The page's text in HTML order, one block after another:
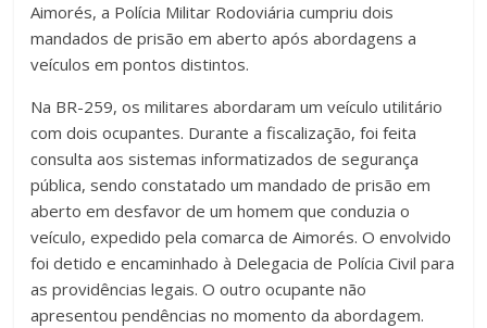
Aimorés, a Polícia Militar Rodoviária cumpriu dois
mandados de prisão em aberto após abordagens a
veículos em pontos distintos.
Na BR-259, os militares abordaram um veículo utilitário
com dois ocupantes. Durante a fiscalização, foi feita
consulta aos sistemas informatizados de segurança
pública, sendo constatado um mandado de prisão em
aberto em desfavor de um homem que conduzia o
veículo, expedido pela comarca de Aimorés. O envolvido
foi detido e encaminhado à Delegacia de Polícia Civil para
as providências legais. O outro ocupante não
apresentou pendências no momento da abordagem.